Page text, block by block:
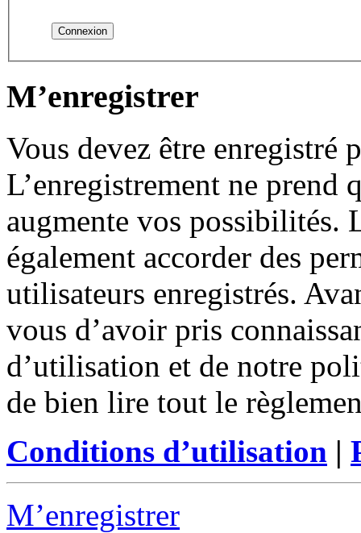
M’enregistrer
Vous devez être enregistré
L’enregistrement ne prend
augmente vos possibilités.
également accorder des
utilisateurs enregistrés.
vous d’avoir pris
d’utilisation et de notre
de bien lire tout le
Conditions d’utilisation |
M’enregistrer